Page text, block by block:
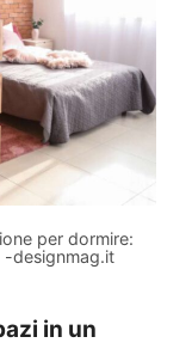
per dormire:
designmag.it
in un